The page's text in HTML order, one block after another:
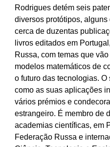
Rodrigues detém seis
diversos protótipos, alguns
cerca de duzentas
livros editados em
Russa, com temas que
modelos matemáticos de
o futuro das tecnologias.
como as suas aplicações
vários prémios e
estrangeiro. É membro de
academias científicas, em
Federação Russa e